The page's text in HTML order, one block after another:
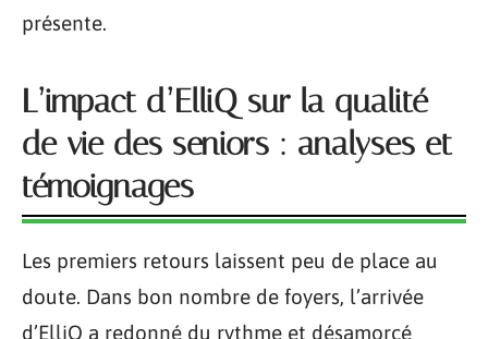
présente.
L’impact d’ElliQ sur la qualité
de vie des seniors : analyses et
témoignages
Les premiers retours laissent peu de place au
doute. Dans bon nombre de foyers, l’arrivée
d’ElliQ a redonné du rythme et désamorcé